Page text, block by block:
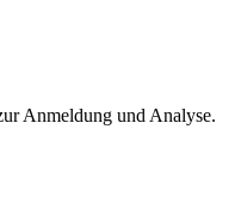
Anmeldung und Analyse.